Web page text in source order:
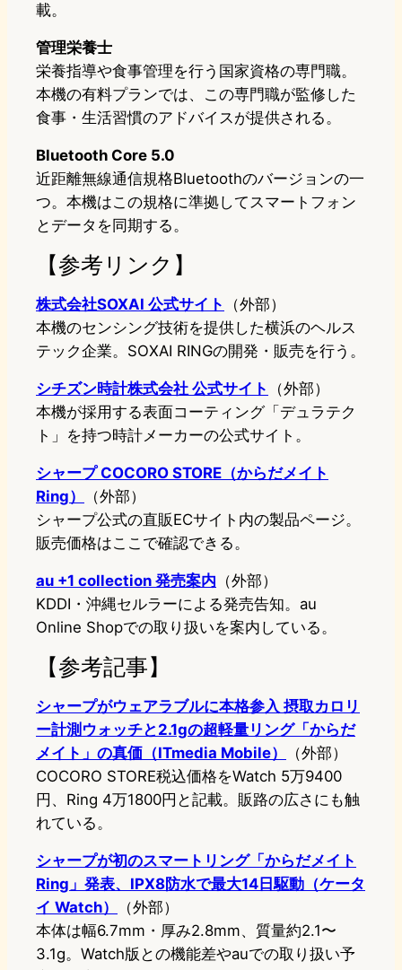
載。
管理栄養士
栄養指導や食事管理を行う国家資格の専門職。
本機の有料プランでは、この専門職が監修した
食事・生活習慣のアドバイスが提供される。
Bluetooth Core 5.0
近距離無線通信規格Bluetoothのバージョンの一
つ。本機はこの規格に準拠してスマートフォン
とデータを同期する。
【参考リンク】
株式会社SOXAI 公式サイト
（外部）
本機のセンシング技術を提供した横浜のヘルス
テック企業。SOXAI RINGの開発・販売を行う。
シチズン時計株式会社 公式サイト
（外部）
本機が採用する表面コーティング「デュラテク
ト」を持つ時計メーカーの公式サイト。
シャープ COCORO STORE（からだメイト
Ring）
（外部）
シャープ公式の直販ECサイト内の製品ページ。
販売価格はここで確認できる。
au +1 collection 発売案内 （外部）
KDDI・沖縄セルラーによる発売告知。au
Online Shopでの取り扱いを案内している。
【参考記事】
シャープがウェアラブルに本格参入 摂取カロリ
ー計測ウォッチと2.1gの超軽量リング「からだ
メイト」の真価（ITmedia Mobile）
（外部）
COCORO STORE税込価格をWatch 5万9400
円、Ring 4万1800円と記載。販路の広さにも触
れている。
シャープが初のスマートリング「からだメイト
Ring」発表、IPX8防水で最大14日駆動（ケータ
イ Watch）
（外部）
本体は幅6.7mm・厚み2.8mm、質量約2.1〜
3.1g。Watch版との機能差やauでの取り扱い予